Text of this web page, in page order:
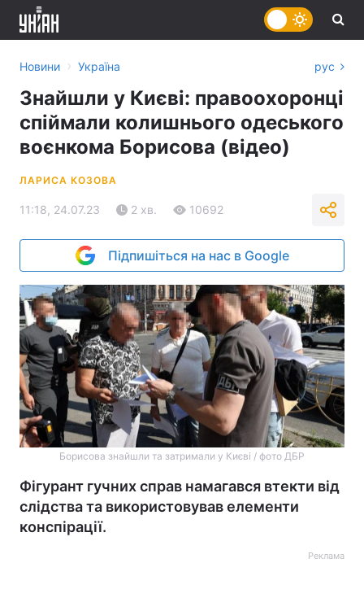
Новини › Україна рус
Знайшли у Києві: правоохоронці
спіймали колишнього одеського
воєнкома Борисова (відео)
ЛАРИСА КОЗОВА
11:18, 24.07.23 2 хв. 10692
Підпишіться на нас в Google
Борисова знайшли та затримали у Києві / фото ДБР
Фігурант гучних справ намагався втекти від
слідства та використовував елементи
конспірації.
Реклама